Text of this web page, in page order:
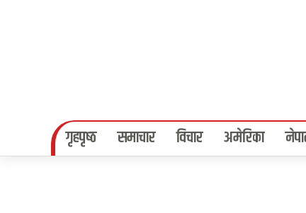
गृहपृष्‍ठ समाचार विचार अमेरिका